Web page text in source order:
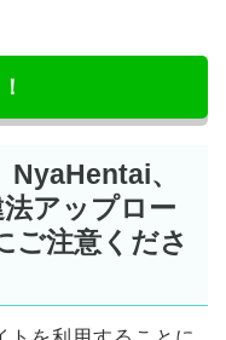
、
アップロー
ご注意くださ